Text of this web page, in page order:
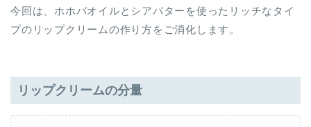
今回は、ホホバオイルとシアバターを使ったリッチなタイ
プのリップクリームの作り方をご消化します。
リップクリームの分量